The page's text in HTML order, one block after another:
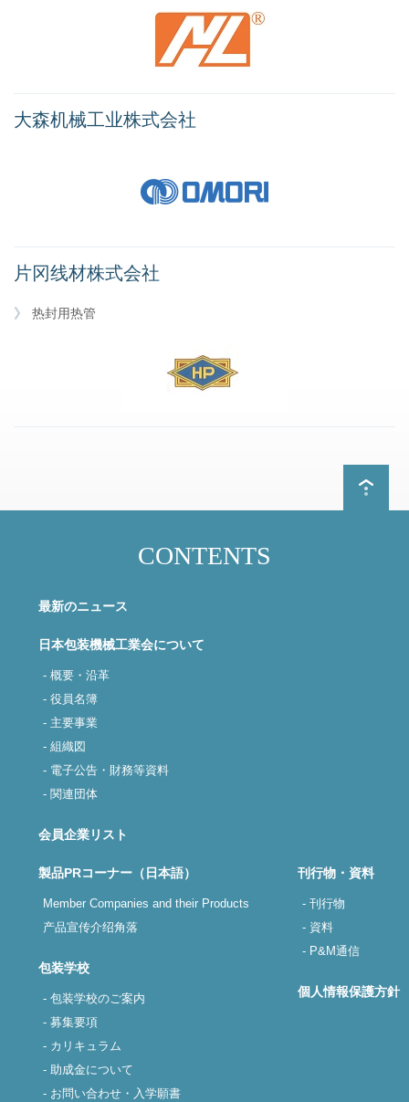
大森机械工业株式会社
片冈线材株式会社
热封用热管
CONTENTS
最新のニュース
日本包装機械工業会について
- 概要・沿革
- 役員名簿
- 主要事業
- 組織図
- 電子公告・財務等資料
- 関連団体
会員企業リスト
製品PRコーナー（日本語）
Member Companies and their Products
产品宣传介绍角落
包装学校
- 包装学校のご案内
- 募集要項
- カリキュラム
- 助成金について
- お問い合わせ・入学願書
刊行物・資料
- 刊行物
- 資料
- P&M通信
個人情報保護方針